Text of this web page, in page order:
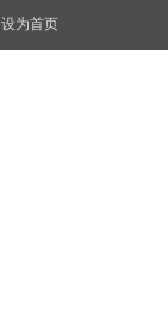
设为首页